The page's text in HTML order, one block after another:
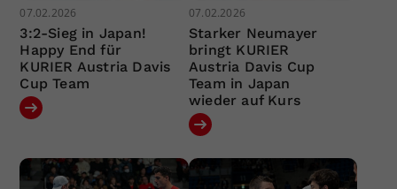
07.02.2026
3:2-Sieg in Japan!
Happy End für
KURIER Austria Davis
Cup Team
07.02.2026
Starker Neumayer
bringt KURIER
Austria Davis Cup
Team in Japan
wieder auf Kurs